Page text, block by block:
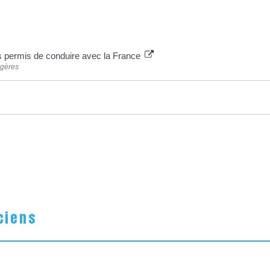
de conduire avec la France